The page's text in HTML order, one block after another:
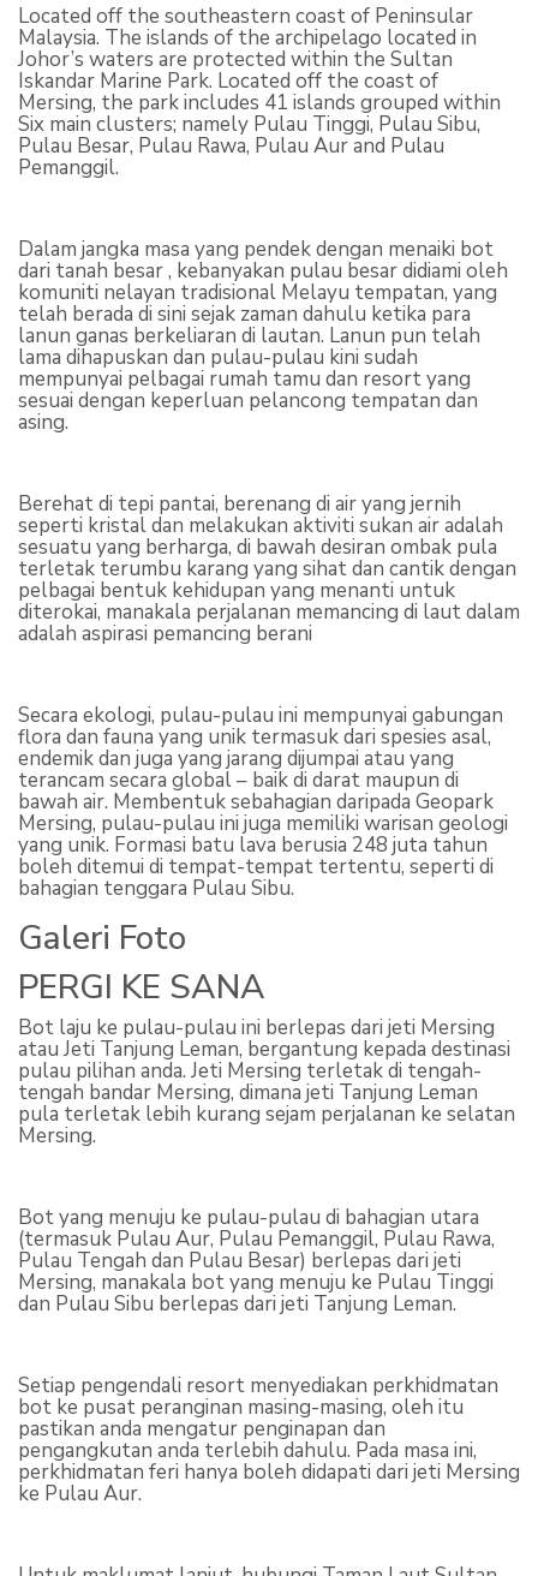
Located off the southeastern coast of Peninsular
Malaysia. The islands of the archipelago located in
Johor’s waters are protected within the Sultan
Iskandar Marine Park. Located off the coast of
Mersing, the park includes 41 islands grouped within
Six main clusters; namely Pulau Tinggi, Pulau Sibu,
Pulau Besar, Pulau Rawa, Pulau Aur and Pulau
Pemanggil.
Dalam jangka masa yang pendek dengan menaiki bot
dari tanah besar , kebanyakan pulau besar didiami oleh
komuniti nelayan tradisional Melayu tempatan, yang
telah berada di sini sejak zaman dahulu ketika para
lanun ganas berkeliaran di lautan. Lanun pun telah
lama dihapuskan dan pulau-pulau kini sudah
mempunyai pelbagai rumah tamu dan resort yang
sesuai dengan keperluan pelancong tempatan dan
asing.
Berehat di tepi pantai, berenang di air yang jernih
seperti kristal dan melakukan aktiviti sukan air adalah
sesuatu yang berharga, di bawah desiran ombak pula
terletak terumbu karang yang sihat dan cantik dengan
pelbagai bentuk kehidupan yang menanti untuk
diterokai, manakala perjalanan memancing di laut dalam
adalah aspirasi pemancing berani
Secara ekologi, pulau-pulau ini mempunyai gabungan
flora dan fauna yang unik termasuk dari spesies asal,
endemik dan juga yang jarang dijumpai atau yang
terancam secara global – baik di darat maupun di
bawah air. Membentuk sebahagian daripada Geopark
Mersing, pulau-pulau ini juga memiliki warisan geologi
yang unik. Formasi batu lava berusia 248 juta tahun
boleh ditemui di tempat-tempat tertentu, seperti di
bahagian tenggara Pulau Sibu.
Galeri Foto
PERGI KE SANA
Bot laju ke pulau-pulau ini berlepas dari jeti Mersing
atau Jeti Tanjung Leman, bergantung kepada destinasi
pulau pilihan anda. Jeti Mersing terletak di tengah-
tengah bandar Mersing, dimana jeti Tanjung Leman
pula terletak lebih kurang sejam perjalanan ke selatan
Mersing.
Bot yang menuju ke pulau-pulau di bahagian utara
(termasuk Pulau Aur, Pulau Pemanggil, Pulau Rawa,
Pulau Tengah dan Pulau Besar) berlepas dari jeti
Mersing, manakala bot yang menuju ke Pulau Tinggi
dan Pulau Sibu berlepas dari jeti Tanjung Leman.
Setiap pengendali resort menyediakan perkhidmatan
bot ke pusat peranginan masing-masing, oleh itu
pastikan anda mengatur penginapan dan
pengangkutan anda terlebih dahulu. Pada masa ini,
perkhidmatan feri hanya boleh didapati dari jeti Mersing
ke Pulau Aur.